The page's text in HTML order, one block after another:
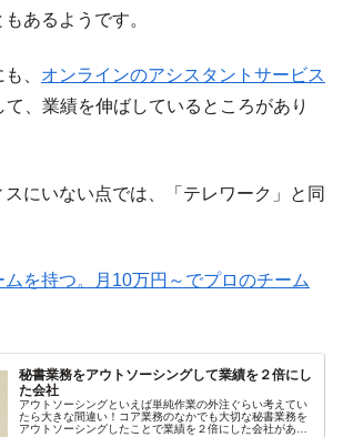
あるようです。
、 オンラインのアシスタントサービス
て、業績を伸ばしているところがあり
にいない点では、「テレワーク」と同
を持つ。月10万円～でプロのチーム
秘書業務をアウトソーシングして業績を２倍にし
た会社
アウトソーシングといえば単純作業の外注ぐらい考えてい
たら大きな間違い！コア業務のなかでも大切な秘書業務を
アウトソーシングしたことで業績を２倍にした会社があり